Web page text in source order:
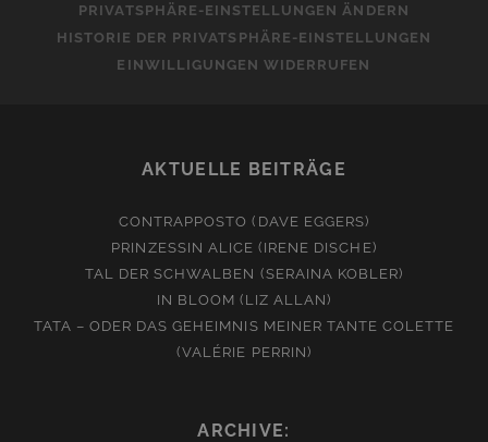
PRIVATSPHÄRE-EINSTELLUNGEN ÄNDERN
HISTORIE DER PRIVATSPHÄRE-EINSTELLUNGEN
EINWILLIGUNGEN WIDERRUFEN
AKTUELLE BEITRÄGE
CONTRAPPOSTO (DAVE EGGERS)
PRINZESSIN ALICE (IRENE DISCHE)
TAL DER SCHWALBEN (SERAINA KOBLER)
IN BLOOM (LIZ ALLAN)
TATA – ODER DAS GEHEIMNIS MEINER TANTE COLETTE
(VALÉRIE PERRIN)
ARCHIVE: